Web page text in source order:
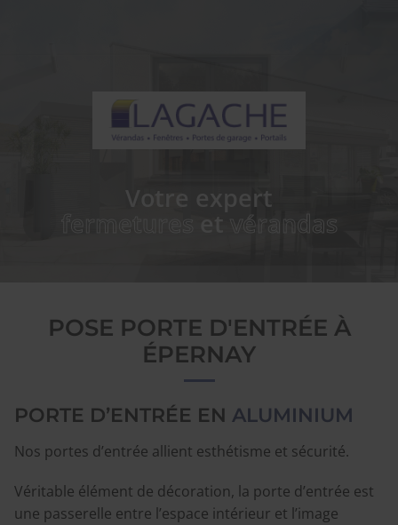
Votre expert
vérandas
POSE PORTE D'ENTRÉE À
ÉPERNAY
PORTE D’ENTRÉE EN ALUMINIUM
Nos portes d’entrée allient esthétisme et sécurité.
Véritable élément de décoration, la porte d’entrée est
une passerelle entre l’espace intérieur et l’image